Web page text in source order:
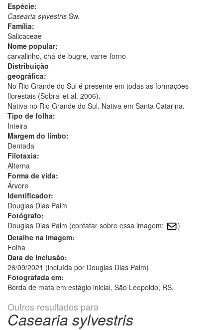
Espécie:
Casearia sylvestris Sw.
Família:
Salicaceae
Nome popular:
carvalinho, chá-de-bugre, varre-forno
Distribuição
geográfica:
No Rio Grande do Sul é presente em todas as formações
florestais (Sobral et al. 2006).
Nativa no Rio Grande do Sul. Nativa em Santa Catarina.
Tipo de folha:
Inteira
Margem do limbo:
Dentada
Filotaxia:
Alterna
Forma de vida:
Árvore
Identificador:
Douglas Dias Paim
Fotógrafo:
Douglas Dias Paim (contatar sobre essa imagem:
)
Detalhe na imagem:
Folha
Data de inclusão:
26/09/2021 (incluída por Douglas Dias Paim)
Fotografada em:
Borda de mata em estágio inicial, São Leopoldo, RS.
Outros resultados para
Casearia sylvestris